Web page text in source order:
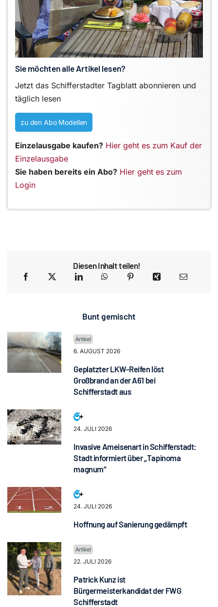
Sie möchten alle Artikel lesen?
Jetzt das Schifferstadter Tagblatt abonnieren und
täglich lesen
zu den Abo Modellen
Einzelausgabe kaufen? Hier geht es zum Kauf der
Einzelausgabe
Sie haben bereits ein Abo? Hier geht es zum
Login
Diesen Inhalt teilen!
Bunt gemischt
6. AUGUST 2026
Geplatzter LKW-Reifen löst
Großbrand an der A61 bei
Schifferstadt aus
24. JULI 2026
Invasive Ameisenart in Schifferstadt:
Stadt informiert über „Tapinoma
magnum“
24. JULI 2026
Hoffnung auf Sanierung gedämpft
22. JULI 2026
Patrick Kunz ist
Bürgermeisterkandidat der FWG
Schifferstadt